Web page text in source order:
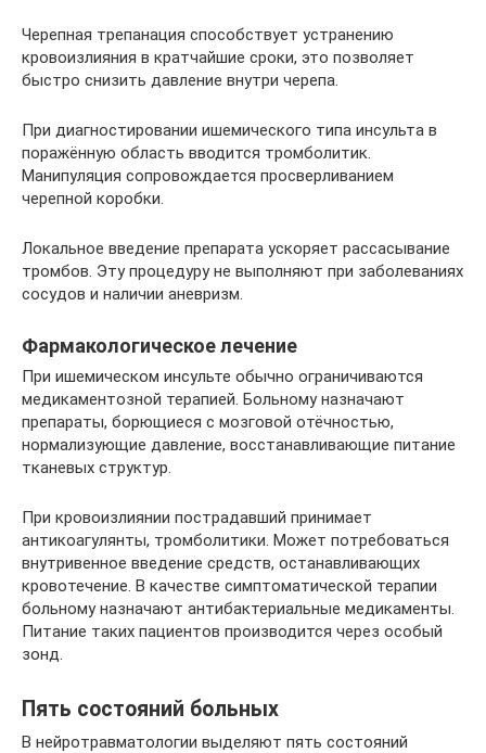
Черепная трепанация способствует устранению
кровоизлияния в кратчайшие сроки, это позволяет
быстро снизить давление внутри черепа.
При диагностировании ишемического типа инсульта в
поражённую область вводится тромболитик.
Манипуляция сопровождается просверливанием
черепной коробки.
Локальное введение препарата ускоряет рассасывание
тромбов. Эту процедуру не выполняют при заболеваниях
сосудов и наличии аневризм.
Фармакологическое лечение
При ишемическом инсульте обычно ограничиваются
медикаментозной терапией. Больному назначают
препараты, борющиеся с мозговой отёчностью,
нормализующие давление, восстанавливающие питание
тканевых структур.
При кровоизлиянии пострадавший принимает
антикоагулянты, тромболитики. Может потребоваться
внутривенное введение средств, останавливающих
кровотечение. В качестве симптоматической терапии
больному назначают антибактериальные медикаменты.
Питание таких пациентов производится через особый
зонд.
Пять состояний больных
В нейротравматологии выделяют пять состояний